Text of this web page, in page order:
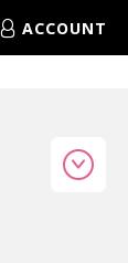
ACCOUNT